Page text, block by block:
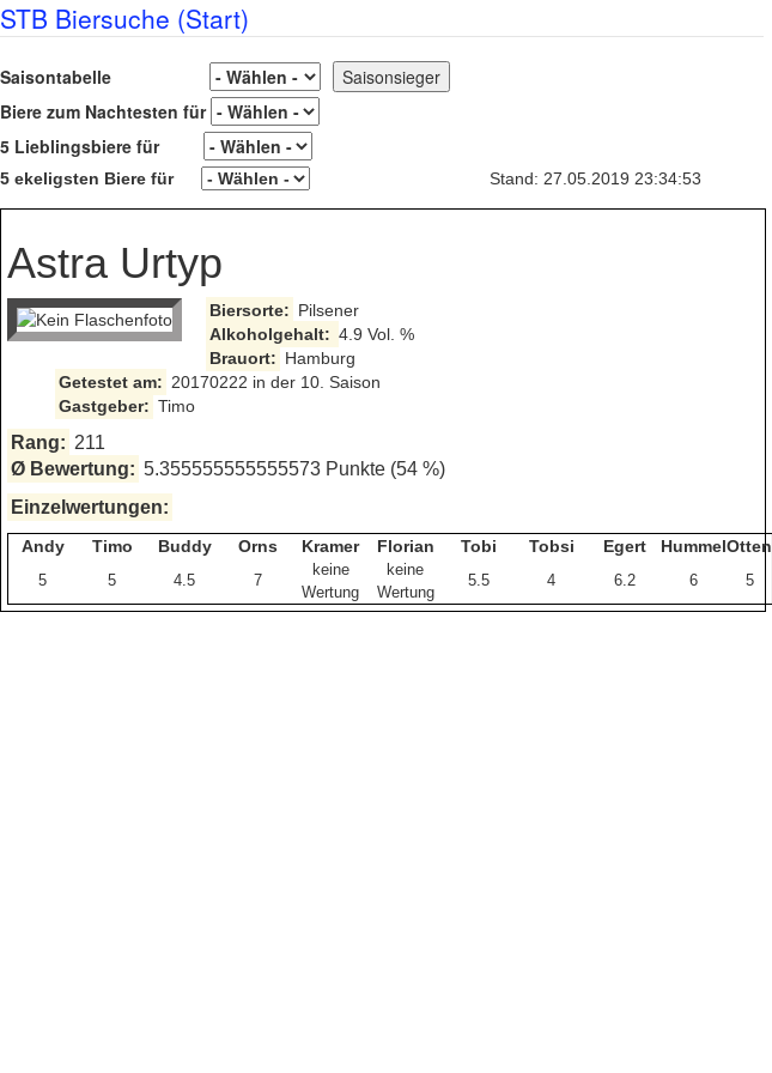
STB Biersuche (Start)
Saisontabelle
Biere zum Nachtesten für
5 Lieblingsbiere für
5 ekeligsten Biere für Stand: 27.05.2019 23:34:53
Astra Urtyp
Biersorte: Pilsener
Alkoholgehalt: 4.9 Vol. %
Brauort: Hamburg
Getestet am: 20170222 in der 10. Saison
Gastgeber: Timo
Rang: 211
Ø Bewertung: 5.355555555555573 Punkte (54 %)
Einzelwertungen:
Andy Timo Buddy Orns Kramer Florian Tobi Tobsi Egert HummelOtten
5 5 4.5 7
keine
Wertung
keine
Wertung
5.5 4 6.2 6 5